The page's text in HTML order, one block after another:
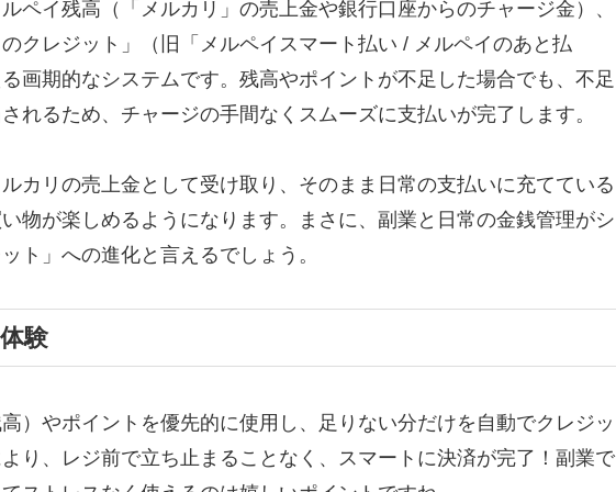
ペイ残高（「メルカリ」の売上金や銀行口座からのチャージ金）、
クレジット」（旧「メルペイスマート払い / メルペイのあと払
画期的なシステムです。残高やポイントが不足した場合でも、不足
れるため、チャージの手間なくスムーズに支払いが完了します。
カリの売上金として受け取り、そのまま日常の支払いに充てている
物が楽しめるようになります。まさに、副業と日常の金銭管理がシ
ト」への進化と言えるでしょう。
験
）やポイントを優先的に使用し、足りない分だけを自動でクレジッ
り、レジ前で立ち止まることなく、スマートに決済が完了！副業で